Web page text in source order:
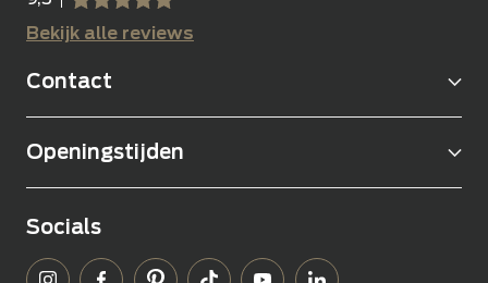
Bekijk alle reviews
Contact
Openingstijden
Socials